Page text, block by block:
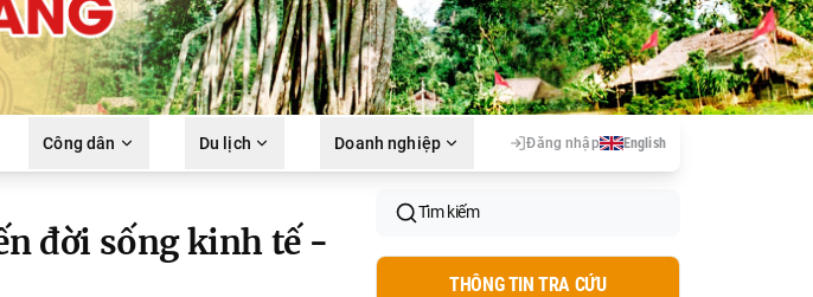
Công dân Du lịch Doanh nghiệp Đăng nhập English
đời sống kinh tế -
Tìm kiếm
THÔNG TIN TRA CỨU